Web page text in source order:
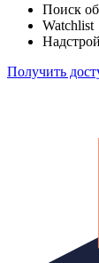
Поиск
Watchlist
Получить